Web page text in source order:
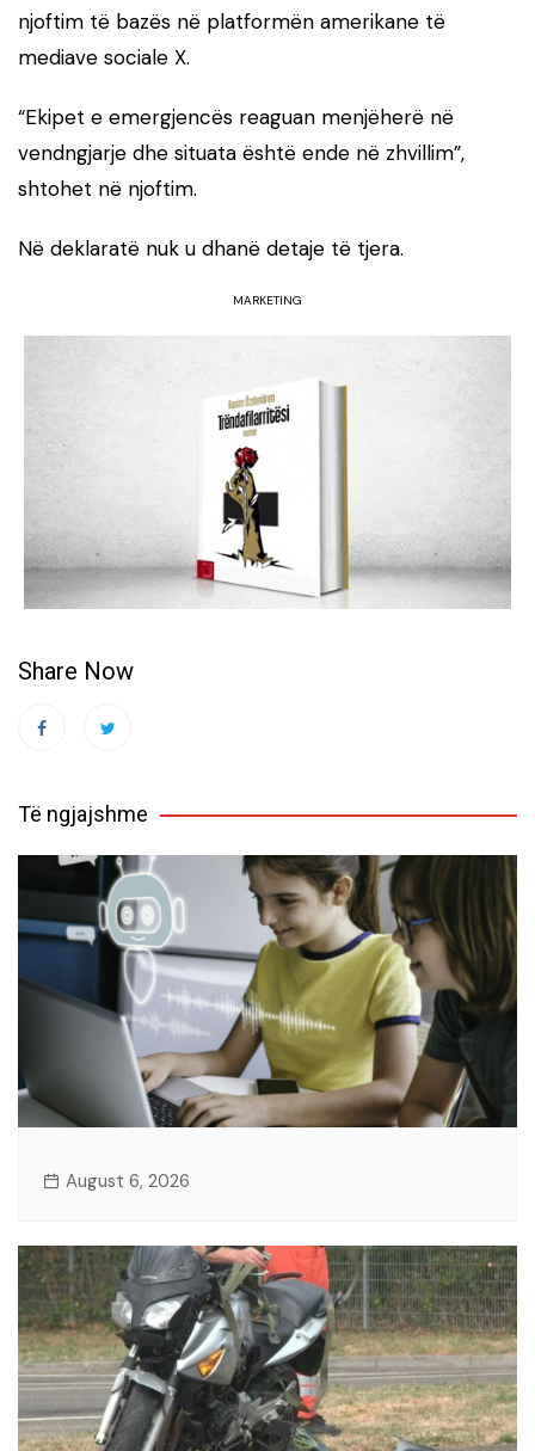
njoftim të bazës në platformën amerikane të
mediave sociale X.
“Ekipet e emergjencës reaguan menjëherë në
vendngjarje dhe situata është ende në zhvillim”,
shtohet në njoftim.
Në deklaratë nuk u dhanë detaje të tjera.
MARKETING
Share Now
Të ngjajshme
August 6, 2026